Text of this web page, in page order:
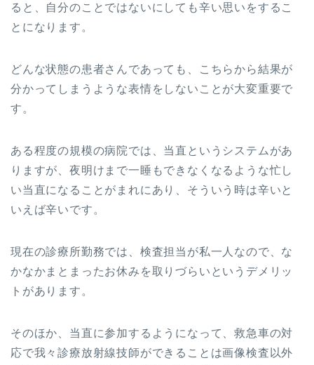
ると、自分のことではないにしても辛い思いをするこ
とになります。
どんな状態の患者さんであっても、こちらから結果が
分かってしまうような表情をしないことが大変重要で
す。
ある程度の規模の病院では、当直というシステムがあ
りますが、夜明けまで一睡もできなくなるような忙し
い当直になることがまれにあり、そういう時は辛いと
いえば辛いです。
現在の診療所勤務では、検査担当が私一人なので、な
かなかまとまったお休みを取りづらいというデメリッ
トがあります。
そのほか、当直に参加するようになって、救急車の対
応で我々診療放射線技師ができることは画像検査以外